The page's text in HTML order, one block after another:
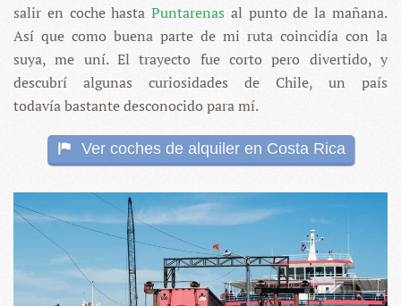
salir en coche hastaPuntarenas al punto de la mañana.
Así que como buena parte de mi ruta coincidía con la
suya, me uní. El trayecto fue corto pero divertido, y
descubrí algunas curiosidades de Chile, un país
todavía bastante desconocido para mí.
Ver coches de alquiler en Costa Rica